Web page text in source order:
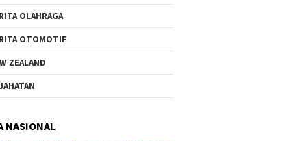
OLAHRAGA
OTOMOTIF
ZEALAND
NASIONAL